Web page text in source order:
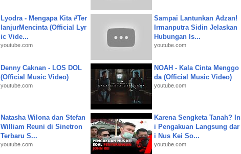
Lyodra - Mengapa Kita #Ter
lanjurMencinta (Official Lyr
ic Vide...
youtube.com
Sampai Lantunkan Adzan!
Irmanputra Sidin Jelaskan
Hubungan Is...
youtube.com
Denny Caknan - LOS DOL
(Official Music Video)
youtube.com
NOAH - Kala Cinta Menggo
da (Official Music Video)
youtube.com
Natasha Wilona dan Stefan
William Reuni di Sinetron
Terbaru S...
youtube.com
Karena Sengketa Tanah? In
i Pengakuan Langsung dar
i Nus Kei So...
youtube.com